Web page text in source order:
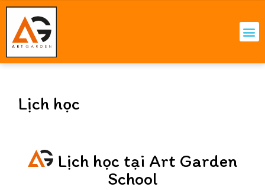
Lịch học
Lịch học tại Art Garden
School